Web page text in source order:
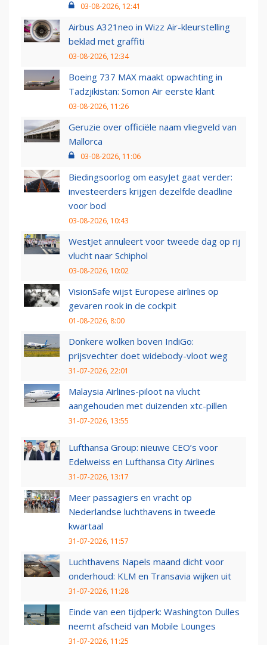
03-08-2026, 12:41
Airbus A321neo in Wizz Air-kleurstelling
beklad met graffiti
03-08-2026, 12:34
Boeing 737 MAX maakt opwachting in
Tadzjikistan: Somon Air eerste klant
03-08-2026, 11:26
Geruzie over officiële naam vliegveld van
Mallorca
03-08-2026, 11:06
Biedingsoorlog om easyJet gaat verder:
investeerders krijgen dezelfde deadline
voor bod
03-08-2026, 10:43
WestJet annuleert voor tweede dag op rij
vlucht naar Schiphol
03-08-2026, 10:02
VisionSafe wijst Europese airlines op
gevaren rook in de cockpit
01-08-2026, 8:00
Donkere wolken boven IndiGo:
prijsvechter doet widebody-vloot weg
31-07-2026, 22:01
Malaysia Airlines-piloot na vlucht
aangehouden met duizenden xtc-pillen
31-07-2026, 13:55
Lufthansa Group: nieuwe CEO’s voor
Edelweiss en Lufthansa City Airlines
31-07-2026, 13:17
Meer passagiers en vracht op
Nederlandse luchthavens in tweede
kwartaal
31-07-2026, 11:57
Luchthavens Napels maand dicht voor
onderhoud: KLM en Transavia wijken uit
31-07-2026, 11:28
Einde van een tijdperk: Washington Dulles
neemt afscheid van Mobile Lounges
31-07-2026, 11:25